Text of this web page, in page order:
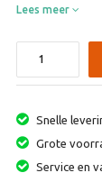
Lees meer
Snelle
Grote
Service en